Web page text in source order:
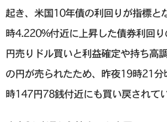
起き、米国10年債の利回りが指標と
時4.220%付近に上昇した債券利回
円売りドル買いと利益確定や持ち高
の円が売られたため、昨夜19時21分
時147円78銭付近にも買い戻されてい